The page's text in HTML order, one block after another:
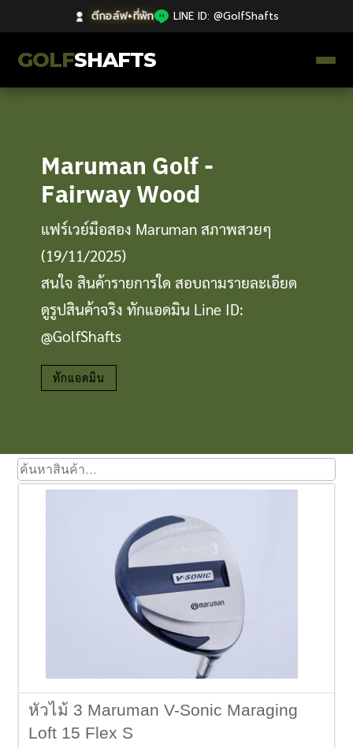
ตีกอล์ฟ+ที่พัก| LINE ID: @GolfShafts
GOLFSHAFTS
Catalog
ก้านโม Premium
ไม้กอล์ฟมือสอง Japan
Grips
Clubmaking Supplies
Maruman Golf -
Fairway Wood
แฟร์เวย์มือสอง Maruman สภาพสวยๆ
(19/11/2025)
สนใจ สินค้ารายการใด สอบถามรายละเอียด
ดูรูปสินค้าจริง ทักแอดมิน Line ID:
@GolfShafts
ทักแอดมิน
หัวไม้ 3 Maruman V-Sonic Maraging
Loft 15 Flex S